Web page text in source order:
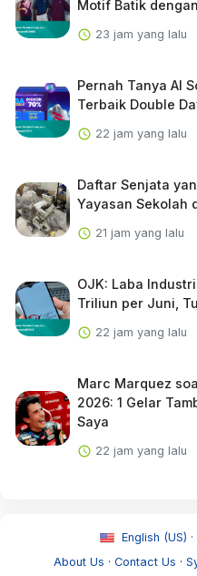
Motif Batik
23 jam yang lalu
Pernah Tanya AI
Terbaik Double
22 jam yang lalu
Daftar Senjata
Yayasan Sekolah
21 jam yang lalu
OJK: Laba
Triliun per Juni,
22 jam yang lalu
Marc Marquez
2026: 1 Gelar
Saya
22 jam yang lalu
English (US) ·
About Us · Contact Us ·